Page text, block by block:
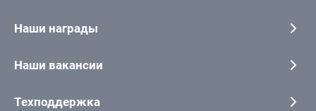
Наши награды
Наши вакансии
Техподдержка